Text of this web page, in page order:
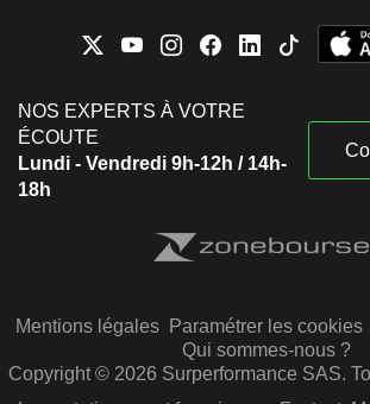
NOS EXPERTS À VOTRE
ÉCOUTE
Lundi - Vendredi 9h-12h / 14h-
18h
Mentions légales Paramétrer les cookies
Qui sommes-nous ?
Copyright © 2026 Surperformance SAS.